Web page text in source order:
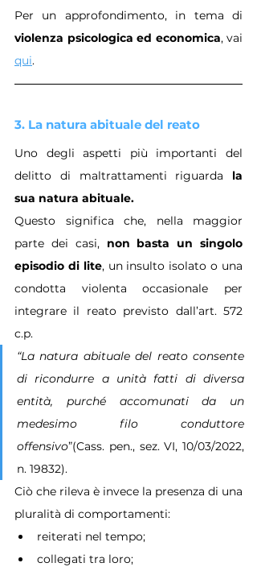
violenza psicologica ed economica
qui.
3. La natura abituale del reato
Uno degli aspetti più importanti del
delitto di maltrattamenti riguarda la
sua natura abituale.
Questo significa che, nella maggior
parte dei casi, non basta un singolo
episodio di lite, un insulto isolato o una
condotta violenta occasionale per
integrare il reato previsto dall’art. 572
c.p.
“La natura abituale del reato consente
di ricondurre a unità fatti di diversa
entità, purché accomunati da un
medesimo filo conduttore
offensivo”(Cass. pen., sez. VI, 10/03/2022,
n. 19832).
Ciò che rileva è invece la presenza di una
pluralità di comportamenti:
reiterati nel tempo;
collegati tra loro;